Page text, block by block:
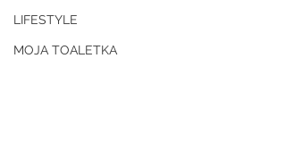
LIFESTYLE
MOJA TOALETKA